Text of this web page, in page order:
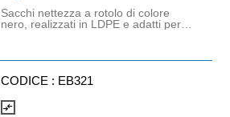
Sacchi nettezza a rotolo di colore
nero, realizzati in LDPE e adatti per
Capacità: 45lt. Grammatura: 16gr.
CODICE : EB321
compare_arrows